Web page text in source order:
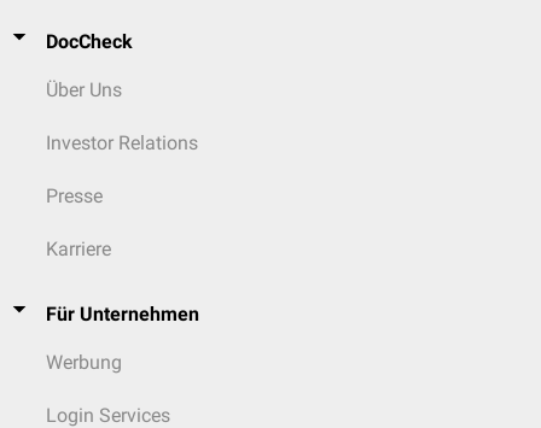
DocCheck
Über Uns
Investor Relations
Presse
Karriere
Für Unternehmen
Werbung
Login Services